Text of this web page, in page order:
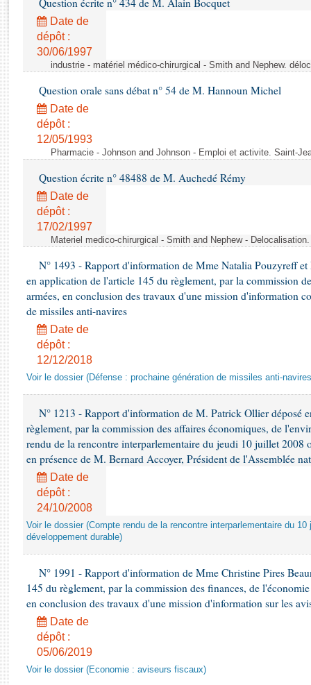
Rapports d'enquête
Rapports législatifs
Rapports sur l'application des lois
Baromètre de l’application des lois
Dossiers législatifs
Budget et sécurité sociale
Questions écrites et orales
Comptes rendus des débats
Question écrite n° 434 de M. Alain Bocquet
Date de
dépôt :
30/06/1997
industrie - matériel médico-chirurgical - Smith and Nephew.
Question orale sans débat n° 54 de M. Hannoun Michel
Date de
dépôt :
12/05/1993
Pharmacie - Johnson and Johnson - Emploi et activite. Saint-
Question écrite n° 48488 de M. Auchedé Rémy
Date de
dépôt :
17/02/1997
Materiel medico-chirurgical - Smith and Nephew -
N° 1493 - Rapport d'information de Mme Natalia Pouzyreff
en application de l'article 145 du règlement, par la commission
armées, en conclusion des travaux d'une mission d'information
de missiles anti-navires
Date de
dépôt :
12/12/2018
Voir le dossier (Défense : prochaine génération de missiles anti-
N° 1213 - Rapport d'information de M. Patrick Ollier déposé
règlement, par la commission des affaires économiques, de
rendu de la rencontre interparlementaire du jeudi 10 juillet 2008
en présence de M. Bernard Accoyer, Président de l'Assemblée
Date de
dépôt :
24/10/2008
Voir le dossier (Compte rendu de la rencontre interparlementaire du
développement durable)
N° 1991 - Rapport d'information de Mme Christine Pires
145 du règlement, par la commission des finances, de
en conclusion des travaux d'une mission d'information sur les
Date de
dépôt :
05/06/2019
Voir le dossier (Economie : aviseurs fiscaux)